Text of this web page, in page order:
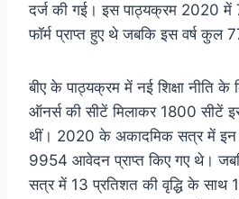
दर्ज की गई। इस पाठ्यक्रम 2020 में
फॉर्म प्राप्त हुए थे जबकि इस वर्ष कुल
बीए के पाठ्यक्रम में नई शिक्षा नीति के
ऑनर्स की सीटें मिलाकर 1800 सीटें इस
थीं। 2020 के अकादमिक सत्र में
9954 आवेदन प्राप्त किए गए थे।
सत्र में 13 प्रतिशत की वृद्धि के